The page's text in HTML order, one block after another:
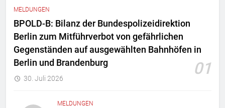
MELDUNGEN
BPOLD-B: Bilanz der Bundespolizeidirektion
Berlin zum Mitführverbot von gefährlichen
Gegenständen auf ausgewählten Bahnhöfen in
Berlin und Brandenburg
01
30. Juli 2026
MELDUNGEN